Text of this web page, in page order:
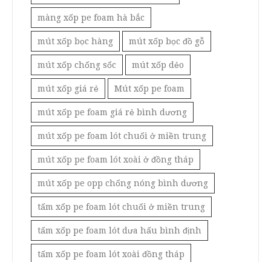
màng xốp pe foam hà bắc
mút xốp bọc hàng mút xốp bọc đồ gỗ
mút xốp chống sốc mút xốp dẻo
mút xốp giá rẻ Mút xốp pe foam
mút xốp pe foam giá rẻ bình dương
mút xốp pe foam lót chuối ở miền trung
mút xốp pe foam lót xoài ở đồng tháp
mút xốp pe opp chống nóng bình dương
tấm xốp pe foam lót chuối ở miền trung
tấm xốp pe foam lót dưa hấu bình định
tấm xốp pe foam lót xoài đồng tháp